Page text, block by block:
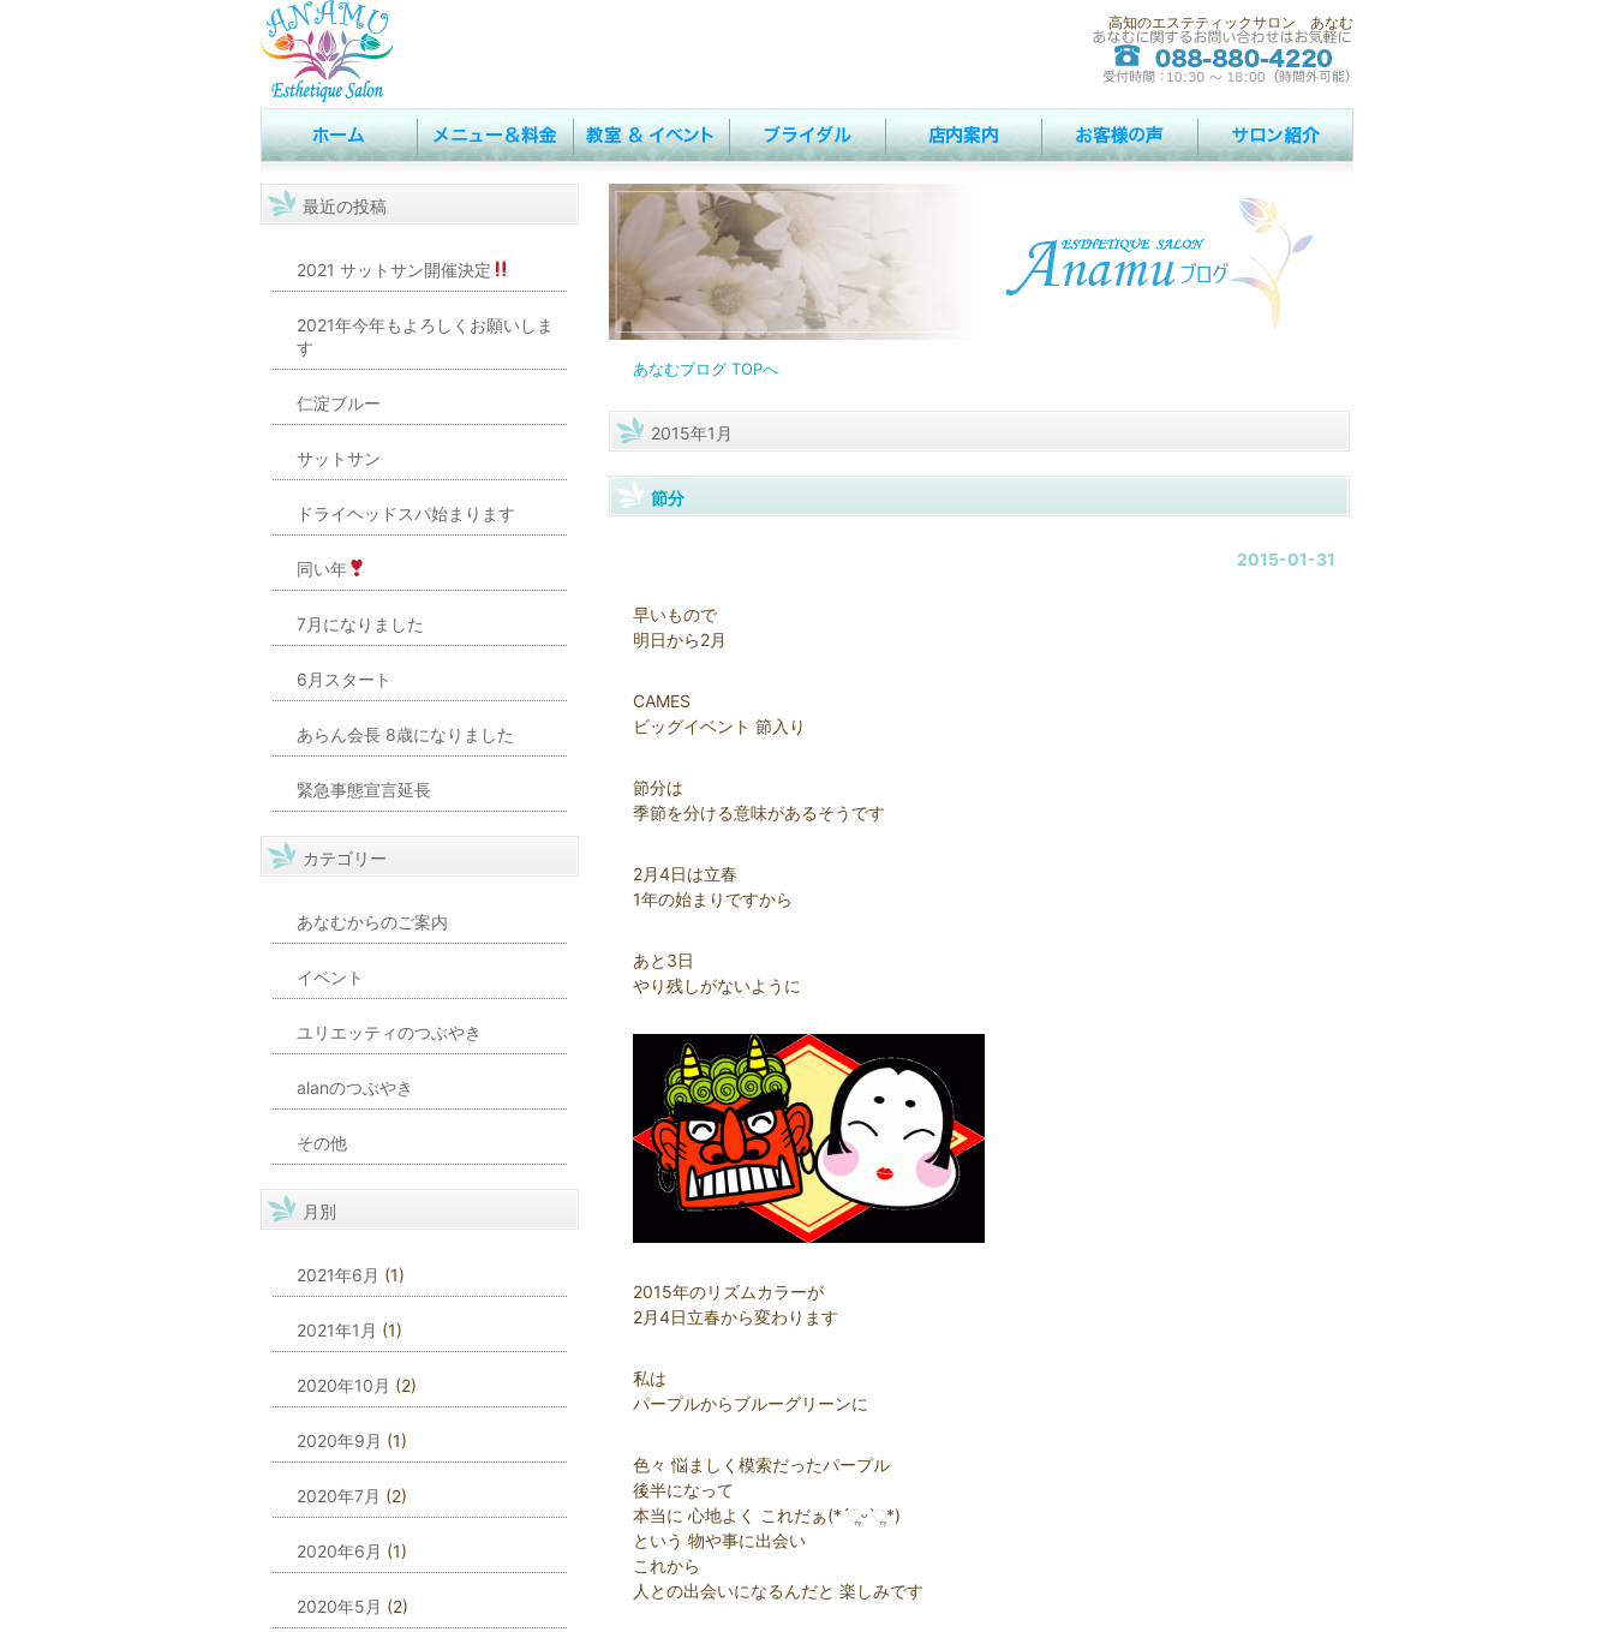
高知のエステティックサロン あなむ
最近の投稿
2021 サットサン開催決定
2021年今年もよろしくお願いしま
す
仁淀ブルー
サットサン
ドライヘッドスパ始まります
同い年
7月になりました
6月スタート
あらん会長 8歳になりました
緊急事態宣言延長
カテゴリー
あなむからのご案内
イベント
ユリエッティのつぶやき
alanのつぶやき
その他
月別
2021年6月 (1)
2021年1月 (1)
2020年10月 (2)
2020年9月 (1)
2020年7月 (2)
2020年6月 (1)
2020年5月 (2)
あなむブログ TOPへ
2015年1月
節分
2015-01-31
早いもので
明日から2月
CAMES
ビッグイベント 節入り
節分は
季節を分ける意味があるそうです
2月4日は立春
1年の始まりですから
あと3日
やり残しがないように
2015年のリズムカラーが
2月4日立春から変わります
私は
パープルからブルーグリーンに
色々 悩ましく模索だったパープル
後半になって
本当に 心地よく これだぁ(*ˊૢᵕˋૢ*)
という 物や事に出会い
これから
人との出会いになるんだと 楽しみです